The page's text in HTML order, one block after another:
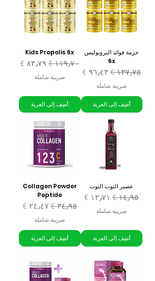
حزمة فوائد البروبوليس
6x
سعر عادي‏١٣٧٫٧٥ € سعر البيع
ضريبة شاملة
أضِف إلى العربة
Kids Propolis 6x
سعر عادي‏١١٩٫٧٠ € سعر البيع
ضريبة شاملة
أضِف إلى العربة
عصير التوت التوت
سعر عادي‏١٤٫٩٥ € سعر البيع
ضريبة شاملة
أضِف إلى العربة
Collagen Powder
Peptide
سعر عادي‏٣٤٫٩٥ € سعر البيع
ضريبة شاملة
أضِف إلى العربة